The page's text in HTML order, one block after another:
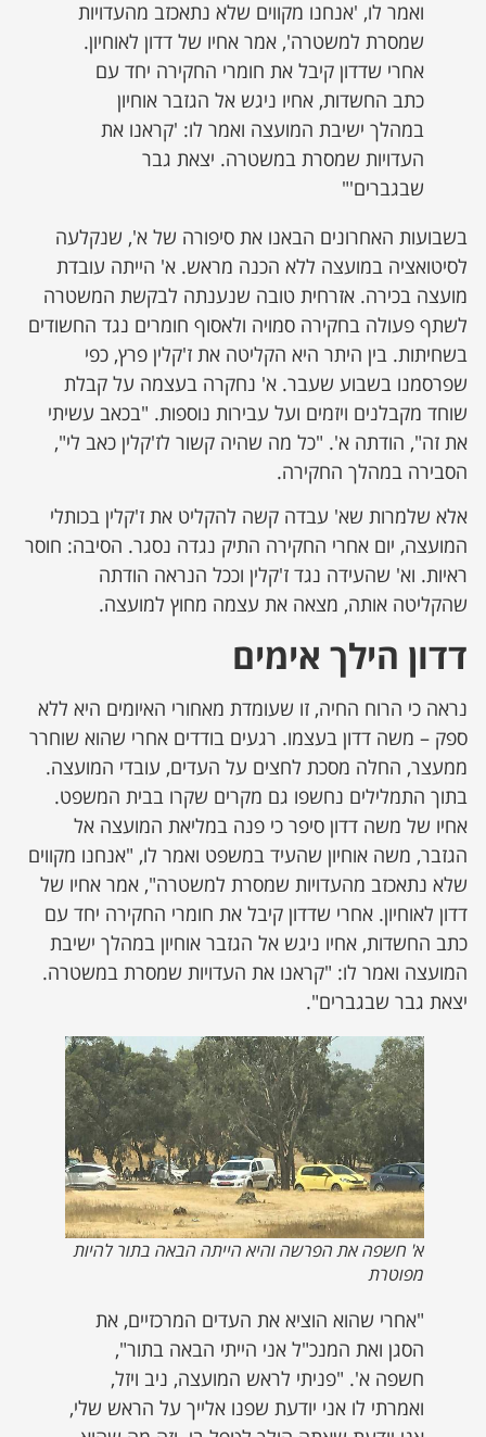
ואמר לו, 'אנחנו מקווים שלא נתאכזב מהעדויות
שמסרת למשטרה', אמר אחיו של דדון לאוחיון.
אחרי שדדון קיבל את חומרי החקירה יחד עם
כתב החשדות, אחיו ניגש אל הגזבר אוחיון
במהלך ישיבת המועצה ואמר לו: 'קראנו את
העדויות שמסרת במשטרה. יצאת גבר
שבגברים'"
בשבועות האחרונים הבאנו את סיפורה של א', שנקלעה
לסיטואציה במועצה ללא הכנה מראש. א' הייתה עובדת
מועצה בכירה. אזרחית טובה שנענתה לבקשת המשטרה
לשתף פעולה בחקירה סמויה ולאסוף חומרים נגד החשודים
בשחיתות. בין היתר היא הקליטה את ז'קלין פרץ, כפי
שפרסמנו בשבוע שעבר. א' נחקרה בעצמה על קבלת
שוחד מקבלנים ויזמים ועל עבירות נוספות. "בכאב עשיתי
את זה", הודתה א'. "כל מה שהיה קשור לז'קלין כאב לי",
הסבירה במהלך החקירה.
אלא שלמרות שא' עבדה קשה להקליט את ז'קלין בכותלי
המועצה, יום אחרי החקירה התיק נגדה נסגר. הסיבה: חוסר
ראיות. וא' שהעידה נגד ז'קלין וככל הנראה הודתה
שהקליטה אותה, מצאה את עצמה מחוץ למועצה.
דדון הילך אימים
נראה כי הרוח החיה, זו שעומדת מאחורי האיומים היא ללא
ספק – משה דדון בעצמו. רגעים בודדים אחרי שהוא שוחרר
ממעצר, החלה מסכת לחצים על העדים, עובדי המועצה.
בתוך התמלילים נחשפו גם מקרים שקרו בבית המשפט.
אחיו של משה דדון סיפר כי פנה במליאת המועצה אל
הגזבר, משה אוחיון שהעיד במשפט ואמר לו, "אנחנו מקווים
שלא נתאכזב מהעדויות שמסרת למשטרה", אמר אחיו של
דדון לאוחיון. אחרי שדדון קיבל את חומרי החקירה יחד עם
כתב החשדות, אחיו ניגש אל הגזבר אוחיון במהלך ישיבת
המועצה ואמר לו: "קראנו את העדויות שמסרת במשטרה.
יצאת גבר שבגברים".
א' חשפה את הפרשה והיא הייתה הבאה בתור להיות
מפוטרת
"אחרי שהוא הוציא את העדים המרכזיים, את
הסגן ואת המנכ"ל אני הייתי הבאה בתור",
חשפה א'. "פניתי לראש המועצה, ניב ויזל,
ואמרתי לו אני יודעת שפנו אלייך על הראש שלי,